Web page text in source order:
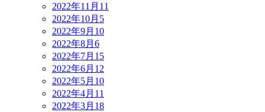
2022年11月 11
2022年10月 5
2022年9月 10
2022年8月 6
2022年7月 15
2022年6月 12
2022年5月 10
2022年4月 11
2022年3月 18